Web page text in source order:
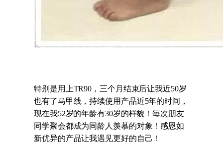
特别是用上TR90，三个月结束后让我近50岁
也有了马甲线，持续使用产品近5年的时间，
现在我52岁的年龄有30岁的样貌！毎次朋友
同学聚会都成为同龄人羡慕的对象！感恩如
新优异的产品让我遇见更好的自己！